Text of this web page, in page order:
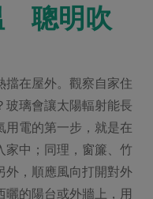
品
動
聰明吹
擋在屋外。觀察自家住
玻璃會讓太陽輻射能長
用電的第一步，就是在
家中；同理，窗簾、竹
外，順應風向打開對外
曬的陽台或外牆上，用